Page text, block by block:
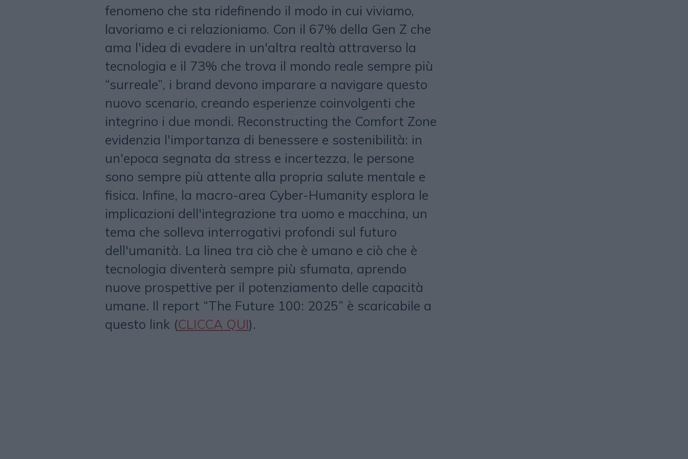
fenomeno che sta ridefinendo il modo in cui viviamo,
lavoriamo e ci relazioniamo. Con il 67% della Gen Z che
ama l'idea di evadere in un'altra realtà attraverso la
tecnologia e il 73% che trova il mondo reale sempre più
“surreale”, i brand devono imparare a navigare questo
nuovo scenario, creando esperienze coinvolgenti che
integrino i due mondi. Reconstructing the Comfort Zone
evidenzia l'importanza di benessere e sostenibilità: in
un'epoca segnata da stress e incertezza, le persone
sono sempre più attente alla propria salute mentale e
fisica. Infine, la macro-area Cyber-Humanity esplora le
implicazioni dell'integrazione tra uomo e macchina, un
tema che solleva interrogativi profondi sul futuro
dell'umanità. La linea tra ciò che è umano e ciò che è
tecnologia diventerà sempre più sfumata, aprendo
nuove prospettive per il potenziamento delle capacità
umane. Il report “The Future 100: 2025” è scaricabile a
questo link (CLICCA QUI).